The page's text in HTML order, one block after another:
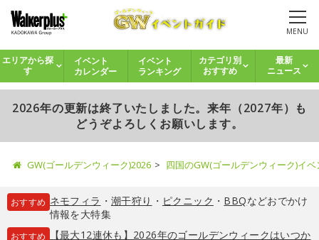
MENU
エリアから探
す
イベント
カレンダー
イベント
ランキング
カテゴリ別
おすすめ
最新
ニュース
2026年の更新は終了いたしました。来年（2027年）も
どうぞよろしくお願いします。
GW(ゴールデンウィーク)2026 四国のGW(ゴールデンウィーク)イ
おすすめ ネモフィラ ・ 潮干狩り ・ ピクニック ・ BBQなどおでかけ
情報を大特集
おすすめ
【最大12連休も】2026年のゴールデンウィークはいつか